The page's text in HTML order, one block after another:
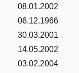
08.01.2002
06.12.1966
30.03.2001
14.05.2002
03.02.2004